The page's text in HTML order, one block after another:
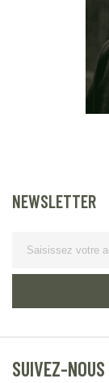
NEWSLETTER
SUIVEZ-NOUS